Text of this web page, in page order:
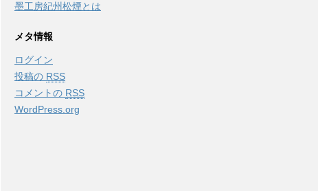
墨工房紀州松煙とは
メタ情報
ログイン
投稿の RSS
コメントの RSS
WordPress.org